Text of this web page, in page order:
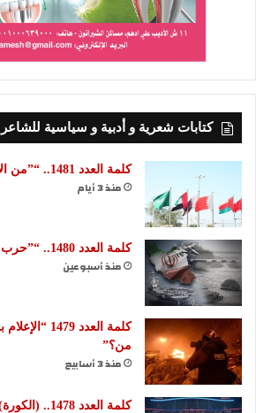
كتابات شعرية و أدبية و سياسية للشاعر
كلمة العدد 1481.. “”من الاحتواء إلى الإقصاء””
منذ 3 أيام
كلمة العدد 1480.. “”حرب جديدة لم تُحسم نهايتها””
منذ أسبوعين
كلمة العدد
من؟”
منذ 3 أسابيع
كلمة العدد 1478.. (الكورة)… هرمون السعادة